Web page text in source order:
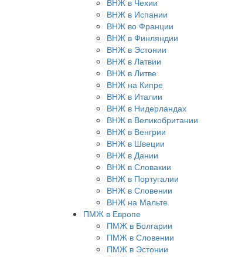
ВНЖ в Чехии
ВНЖ в Испании
ВНЖ во Франции
ВНЖ в Финляндии
ВНЖ в Эстонии
ВНЖ в Латвии
ВНЖ в Литве
ВНЖ на Кипре
ВНЖ в Италии
ВНЖ в Нидерландах
ВНЖ в Великобритании
ВНЖ в Венгрии
ВНЖ в Швеции
ВНЖ в Дании
ВНЖ в Словакии
ВНЖ в Португалии
ВНЖ в Словении
ВНЖ на Мальте
ПМЖ в Европе
ПМЖ в Болгарии
ПМЖ в Словении
ПМЖ в Эстонии